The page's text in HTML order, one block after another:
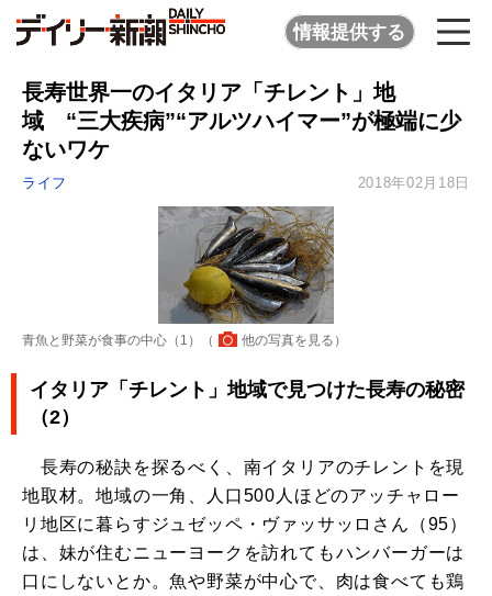
情報提供する
長寿世界一のイタリア「チレント」地
域 “三大疾病”“アルツハイマー”が極端に少
ないワケ
ライフ 2018年02月18日
青魚と野菜が食事の中心（1）（ 他の写真を見る ）
イタリア「チレント」地域で見つけた長寿の秘密
（2）
長寿の秘訣を探るべく、南イタリアのチレントを現
地取材。地域の一角、人口500人ほどのアッチャロー
リ地区に暮らすジュゼッペ・ヴァッサッロさん（95）
は、妹が住むニューヨークを訪れてもハンバーガーは
口にしないとか。魚や野菜が中心で、肉は食べても鶏